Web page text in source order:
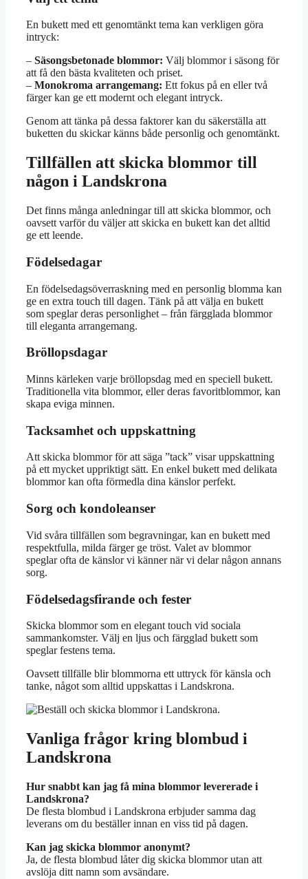
En bukett med ett genomtänkt tema kan verkligen göra
intryck:
– Säsongsbetonade blommor: Välj blommor i säsong för
att få den bästa kvaliteten och priset.
– Monokroma arrangemang: Ett fokus på en eller två
färger kan ge ett modernt och elegant intryck.
Genom att tänka på dessa faktorer kan du säkerställa att
buketten du skickar känns både personlig och genomtänkt.
Tillfällen att skicka blommor till
någon i Landskrona
Det finns många anledningar till att skicka blommor, och
oavsett varför du väljer att skicka en bukett kan det alltid
ge ett leende.
Födelsedagar
En födelsedagsöverraskning med en personlig blomma kan
ge en extra touch till dagen. Tänk på att välja en bukett
som speglar deras personlighet – från färgglada blommor
till eleganta arrangemang.
Bröllopsdagar
Minns kärleken varje bröllopsdag med en speciell bukett.
Traditionella vita blommor, eller deras favoritblommor, kan
skapa eviga minnen.
Tacksamhet och uppskattning
Att skicka blommor för att säga ”tack” visar uppskattning
på ett mycket uppriktigt sätt. En enkel bukett med delikata
blommor kan ofta förmedla dina känslor perfekt.
Sorg och kondoleanser
Vid svåra tillfällen som begravningar, kan en bukett med
respektfulla, milda färger ge tröst. Valet av blommor
speglar ofta de känslor vi känner när vi delar någon annans
sorg.
Födelsedagsfirande och fester
Skicka blommor som en elegant touch vid sociala
sammankomster. Välj en ljus och färgglad bukett som
speglar festens tema.
Oavsett tillfälle blir blommorna ett uttryck för känsla och
tanke, något som alltid uppskattas i Landskrona.
Vanliga frågor kring blombud i
Landskrona
Hur snabbt kan jag få mina blommor levererade i
Landskrona?
De flesta blombud i Landskrona erbjuder samma dag
leverans om du beställer innan en viss tid på dagen.
Kan jag skicka blommor anonymt?
Ja, de flesta blombud låter dig skicka blommor utan att
avslöja ditt namn som avsändare.